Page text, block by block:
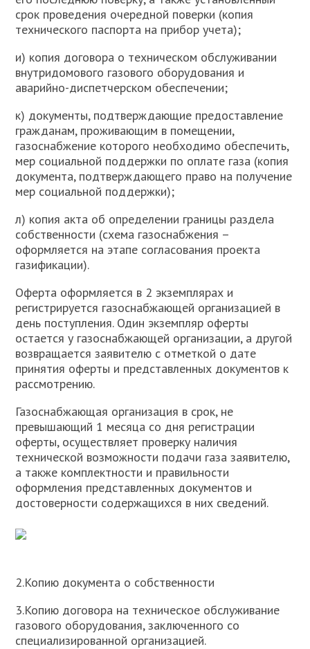
срок проведения очередной поверки (копия
технического паспорта на прибор учета);
и) копия договора о техническом обслуживании
внутридомового газового оборудования и
аварийно-диспетчерском обеспечении;
к) документы, подтверждающие предоставление
гражданам, проживающим в помещении,
газоснабжение которого необходимо обеспечить,
мер социальной поддержки по оплате газа (копия
документа, подтверждающего право на получение
мер социальной поддержки);
л) копия акта об определении границы раздела
собственности (схема газоснабжения –
оформляется на этапе согласования проекта
газификации).
Оферта оформляется в 2 экземплярах и
регистрируется газоснабжающей организацией в
день поступления. Один экземпляр оферты
остается у газоснабжающей организации, а другой
возвращается заявителю с отметкой о дате
принятия оферты и представленных документов к
рассмотрению.
Газоснабжающая организация в срок, не
превышающий 1 месяца со дня регистрации
оферты, осуществляет проверку наличия
технической возможности подачи газа заявителю,
а также комплектности и правильности
оформления представленных документов и
достоверности содержащихся в них сведений.
2.Копию документа о собственности
3.Копию договора на техническое обслуживание
газового оборудования, заключенного со
специализированной организацией.